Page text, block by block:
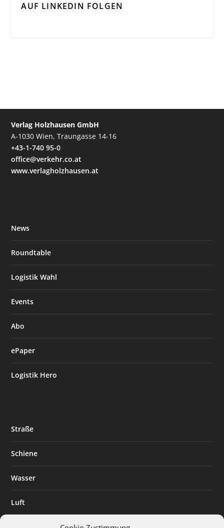
AUF LINKEDIN FOLGEN
Verlag Holzhausen GmbH
A-1030 Wien, Traungasse 14-16
+43-1-740 95-0
office@verkehr.co.at
www.verlagholzhausen.at
News
Roundtable
Logistik Wahl
Events
Abo
ePaper
Logistik Hero
Straße
Schiene
Wasser
Luft